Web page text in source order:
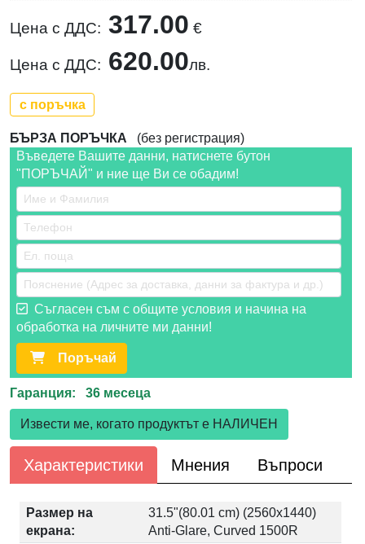
Цена с ДДС: 317.00 €
Цена с ДДС: 620.00лв.
с поръчка
БЪРЗА ПОРЪЧКА (без регистрация)
Въведете Вашите данни, натиснете бутон
"ПОРЪЧАЙ" и ние ще Ви се обадим!
Съгласен съм с общите условия и начина на
обработка на личните ми данни!
Поръчай
Гаранция: 36 месеца
Извести ме, когато продуктът е НАЛИЧЕН
Характеристики Мнения Въпроси
Размер на
екрана:
31.5"(80.01 cm) (2560x1440)
Anti-Glare, Curved 1500R